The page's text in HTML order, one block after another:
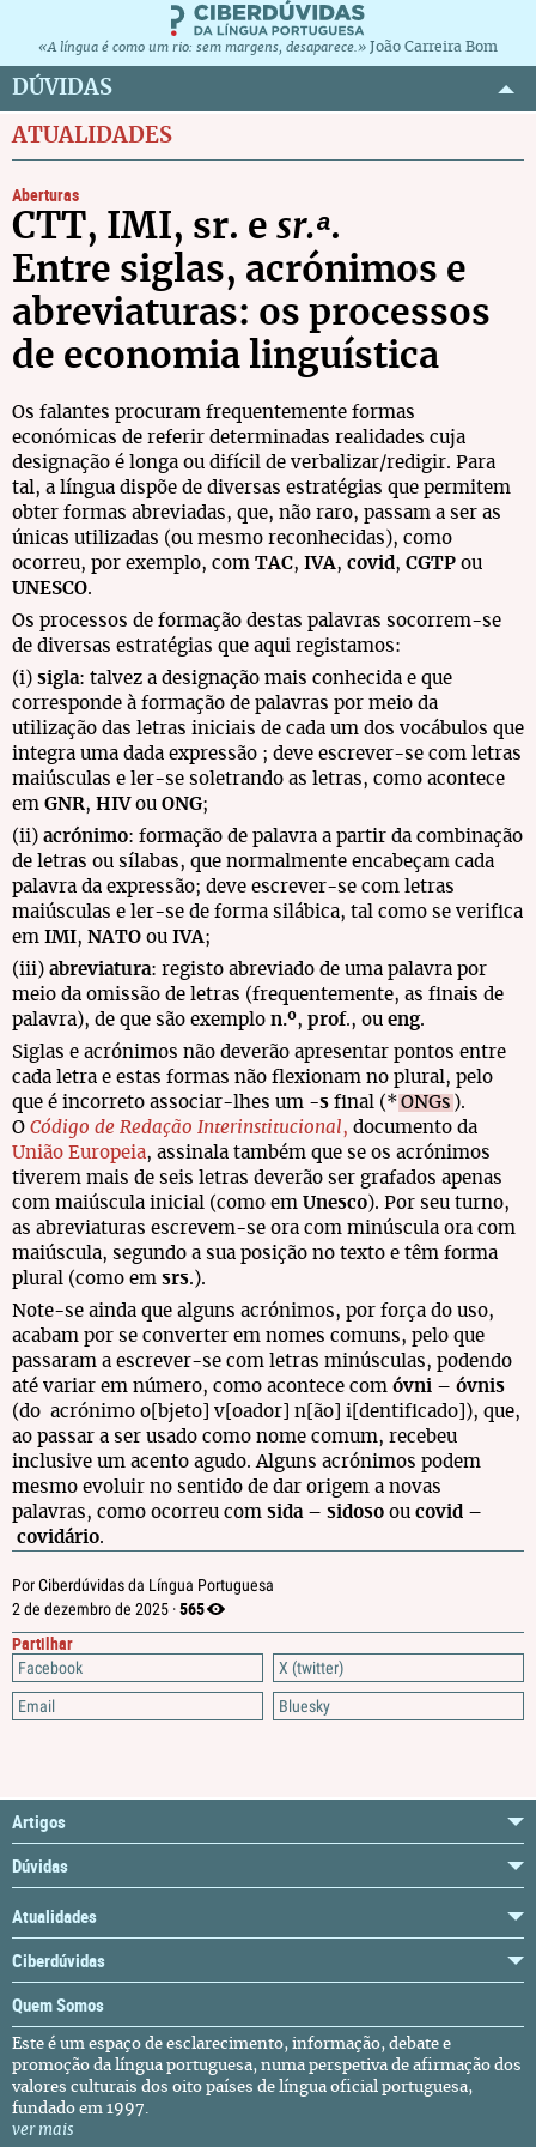
«A língua é como um rio: sem margens, desaparece.» João Carreira Bom
DÚVIDAS
ATUALIDADES
Por Ciberdúvidas da Língua Portuguesa
2 de dezembro de 2025 ·565
Partilhar
Facebook
X (twitter)
Email
Bluesky
Aberturas
CTT, IMI, sr. e sr.ᵃ.
Entre siglas, acrónimos e
abreviaturas: os processos
de economia linguística
Os falantes procuram frequentemente formas
económicas de referir determinadas realidades cuja
designação é longa ou difícil de verbalizar/redigir. Para
tal, a língua dispõe de diversas estratégias que permitem
obter formas abreviadas, que, não raro, passam a ser as
únicas utilizadas (ou mesmo reconhecidas), como
ocorreu, por exemplo, com TAC, IVA, covid, CGTP ou
UNESCO.
Os processos de formação destas palavras socorrem-se
de diversas estratégias que aqui registamos:
(i) sigla: talvez a designação mais conhecida e que
corresponde à formação de palavras por meio da
utilização das letras iniciais de cada um dos vocábulos que
integra uma dada expressão ; deve escrever-se com letras
maiúsculas e ler-se soletrando as letras, como acontece
em GNR, HIV ou ONG;
(ii) acrónimo: formação de palavra a partir da combinação
de letras ou sílabas, que normalmente encabeçam cada
palavra da expressão; deve escrever-se com letras
maiúsculas e ler-se de forma silábica, tal como se verifica
em IMI, NATO ou IVA;
(iii) abreviatura: registo abreviado de uma palavra por
meio da omissão de letras (frequentemente, as finais de
palavra), de que são exemplo n.º, prof., ou eng.
Siglas e acrónimos não deverão apresentar pontos entre
cada letra e estas formas não flexionam no plural, pelo
que é incorreto associar-lhes um -s final (* ONGs ).
O Código de Redação Interinstitucional, documento da
União Europeia, assinala também que se os acrónimos
tiverem mais de seis letras deverão ser grafados apenas
com maiúscula inicial (como em Unesco). Por seu turno,
as abreviaturas escrevem-se ora com minúscula ora com
maiúscula, segundo a sua posição no texto e têm forma
plural (como em srs.).
Note-se ainda que alguns acrónimos, por força do uso,
acabam por se converter em nomes comuns, pelo que
passaram a escrever-se com letras minúsculas, podendo
até variar em número, como acontece com óvni – óvnis
(do acrónimo o[bjeto] v[oador] n[ão] i[dentificado]), que,
ao passar a ser usado como nome comum, recebeu
inclusive um acento agudo. Alguns acrónimos podem
mesmo evoluir no sentido de dar origem a novas
palavras, como ocorreu com sida– sidoso ou covid –
covidário.
Artigos
Dúvidas
Atualidades
Ciberdúvidas
Quem Somos
Este é um espaço de esclarecimento, informação, debate e
promoção da língua portuguesa, numa perspetiva de afirmação dos
valores culturais dos oito países de língua oficial portuguesa,
fundado em 1997.
ver mais